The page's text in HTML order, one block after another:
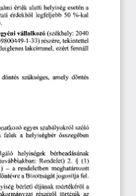
érték alatti helyiség esetén a
érdekből legfeljebb 50 %-kal
vállalkozó (székhely: 2040
1-33) részére, tekintettel
lakcímmel, ezért fennáll
döntés szükséges, amely döntés
egyes szabályokról szóló
felek a helyiségbér összegében
helyiségek bérbeadásának
továbbiakban: Rendelet) 2. § (1)
a rendeletben meghatározott
a Bizottságát jogosítja fel.
bérleti díjának mértékéről a
részéről történik az